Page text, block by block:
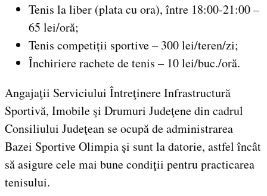
Tenis la liber (plata cu ora), între 18:00-21:00 –
65 lei/oră;
Tenis competiții sportive – 300 lei/teren/zi;
Închiriere rachete de tenis – 10 lei/buc./oră.
Angajaţii Serviciului Întreţinere Infrastructură
Sportivă, Imobile şi Drumuri Judeţene din cadrul
Consiliului Judeţean se ocupă de administrarea
Bazei Sportive Olimpia şi sunt la datorie, astfel încât
să asigure cele mai bune condiţii pentru practicarea
tenisului.